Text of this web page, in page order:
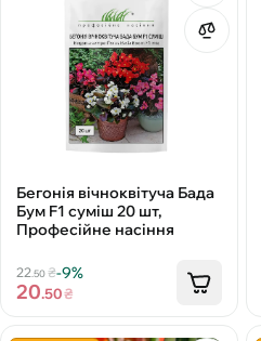
Бегонія вічноквітуча Бада
Бум F1 суміш 20 шт,
Професійне насіння
22.50₴-9%
20.50₴